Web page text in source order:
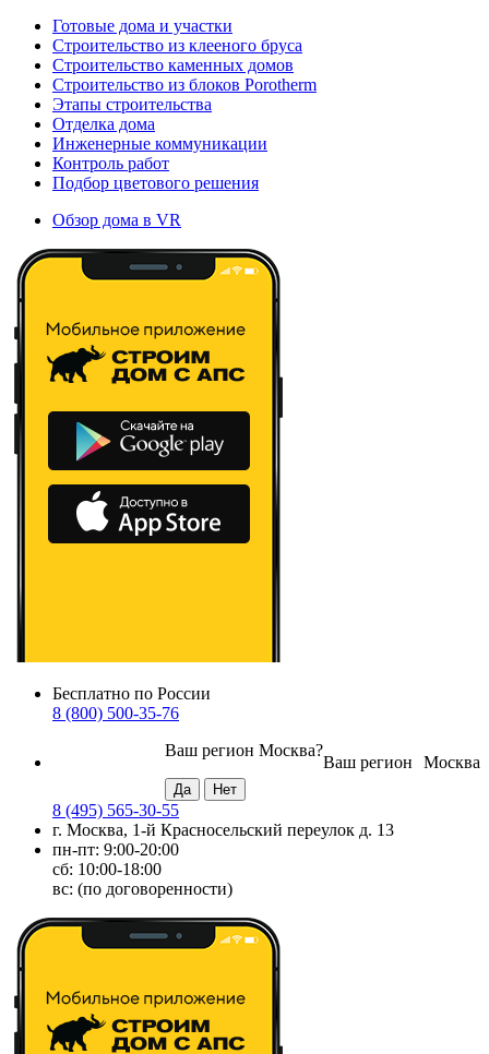
Готовые дома и участки
Строительство из клееного бруса
Строительство каменных домов
Строительство из блоков Porotherm
Этапы строительства
Отделка дома
Инженерные коммуникации
Контроль работ
Подбор цветового решения
Обзор дома в VR
Бесплатно по России
8 (800) 500-35-76
Москва
Ваш регион
Ваш регион Москва?
8 (495) 565-30-55
г. Москва, 1-й Красносельский переулок д. 13
пн-пт: 9:00-20:00
сб: 10:00-18:00
вс: (по договоренности)